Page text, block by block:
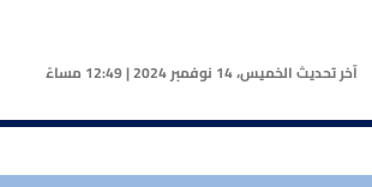
آخر تحديثالخميس، 14 نوفمبر 2024 | 12:49 مساءً